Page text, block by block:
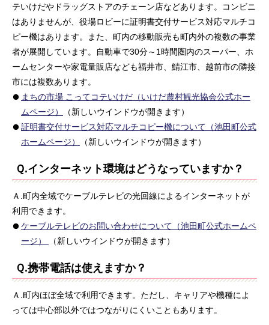
テいけだやドラッグストアのチェーン店などあります。コンビニ
はありませんが、役場ロビーに証明書交付サービス対応マルチコ
ピー機はあります。また、町内の移動販売も町内外の複数の事業
者が展開しています。自動車で30分～1時間圏内のスーパー、ホ
ームセンターや家電量販店なども福井市、鯖江市、越前市の隣接
市には複数あります。
まちの市場 こってコテいけだ（いけだ農村観光協会公式ホー
ムページ）
（新しいウインドウが開きます）
証明書交付サービス対応マルチコピー機について（池田町公式
ホームページ）
（新しいウインドウが開きます）
Ｑ.インターネット環境はどうなっていますか？
Ａ.町内全域でケーブルテレビの光回線によるインターネットが
利用できます。
ケーブルテレビのお問い合わせについて（池田町公式ホームペ
ージ）
（新しいウインドウが開きます）
Ｑ.携帯電話は使えますか？
Ａ.町内ほぼ全域で利用できます。ただし、キャリアや機種によ
っては中心部以外ではつながりにくいこともあります。